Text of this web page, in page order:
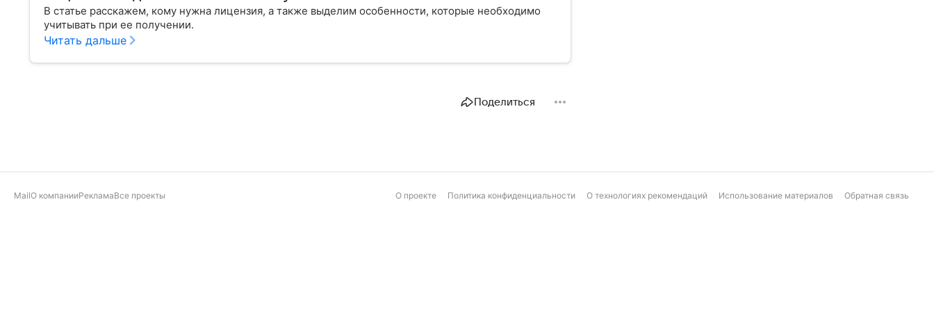
В статье расскажем, кому нужна лицензия, а также выделим особенности, которые необходимо
учитывать при ее получении.
Читать дальше
Поделиться
MailО компанииРекламаВсе проекты О проекте Политика конфиденциальности О технологиях рекомендаций Использование материалов Обратная связь